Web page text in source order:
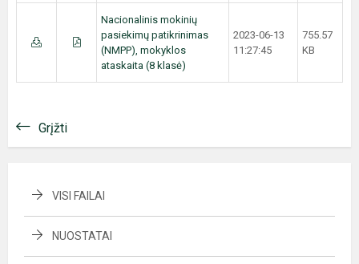
Nacionalinis mokinių
pasiekimų patikrinimas
(NMPP), mokyklos
ataskaita (8 klasė)
2023-06-13
11:27:45
755.57
KB
Grįžti
VISI FAILAI
NUOSTATAI